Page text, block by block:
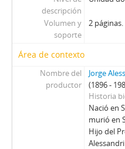
02 - Documentos y
FBS - Francisco
SCS - Sergio
JFFL - Juan
GIF - Gonzalo
SOJR - Sergio
RKV - Roberto
RVA - Rafael
AMP - Alfonso
descripción
Volumen y
soporte
2 páginas.
Área de contexto
Nombre del
productor
Jorge
(1896 -
Historia
Nació en
murió en
Hijo del